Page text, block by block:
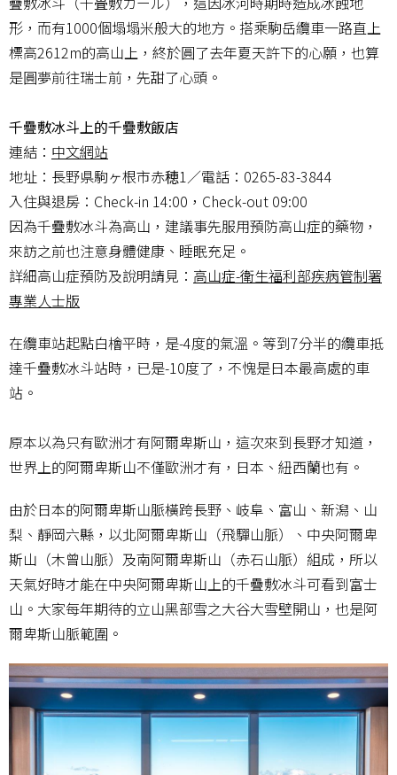
形，而有1000個塌塌米般大的地方。搭乘駒岳纜車一路直上
標高2612m的高山上，終於圓了去年夏天許下的心願，也算
是圓夢前往瑞士前，先甜了心頭。
千疊敷冰斗上的千疊敷飯店
連結： 中文網站
地址：長野県駒ヶ根市赤穂1／電話：0265-83-3844
入住與退房：Check-in 14:00，Check-out 09:00
因為千疊敷冰斗為高山，建議事先服用預防高山症的藥物，
來訪之前也注意身體健康、睡眠充足。
詳細高山症預防及說明請見： 高山症-衛生福利部疾病管制署
專業人士版
在纜車站起點白檜平時，是-4度的氣溫。等到7分半的纜車抵
達千疊敷冰斗站時，已是-10度了，不愧是日本最高處的車
站。
原本以為只有歐洲才有阿爾卑斯山，這次來到長野才知道，
世界上的阿爾卑斯山不僅歐洲才有，日本、紐西蘭也有。
由於日本的阿爾卑斯山脈橫跨長野、岐阜、富山、新潟、山
梨、靜岡六縣，以北阿爾卑斯山（飛驒山脈）、中央阿爾卑
斯山（木曾山脈）及南阿爾卑斯山（赤石山脈）組成，所以
天氣好時才能在中央阿爾卑斯山上的千疊敷冰斗可看到富士
山。大家每年期待的立山黑部雪之大谷大雪壁開山，也是阿
爾卑斯山脈範圍。